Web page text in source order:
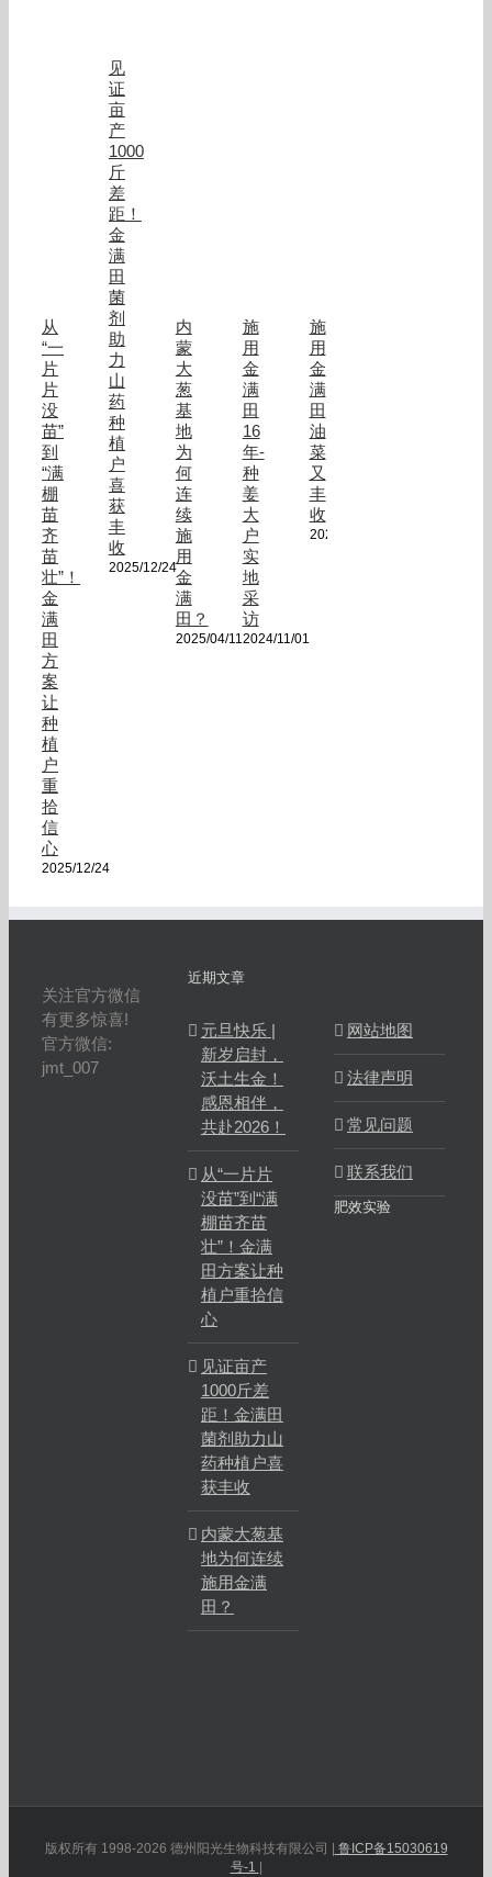
从
“一
片
片
没
苗”
到
“满
棚
苗
齐
苗
壮”！
金
满
田
方
案
让
种
植
户
重
拾
信
心
2025/12/24
见
证
亩
产
1000
斤
差
距！
金
满
田
菌
剂
助
力
山
药
种
植
户
喜
获
丰
收
2025/12/24
内
蒙
大
葱
基
地
为
何
连
续
施
用
金
满
田？
2025/04/11
施
用
金
满
田
16
年-
种
姜
大
户
实
地
采
访
2024/11/01
施
用
金
满
田
油
菜
又
丰
收
2024/10/24
关注官方微信
有更多惊喜!
官方微信:
jmt_007
近期文章
元旦快乐 |
新岁启封，
沃土生金！
感恩相伴，
共赴2026！
从“一片片
没苗”到“满
棚苗齐苗
壮”！金满
田方案让种
植户重拾信
心
见证亩产
1000斤差
距！金满田
菌剂助力山
药种植户喜
获丰收
内蒙大葱基
地为何连续
施用金满
田？
网站地图
法律声明
常见问题
联系我们
肥效实验
版权所有 1998-2026 德州阳光生物科技有限公司 |
鲁ICP备15030619
号-1